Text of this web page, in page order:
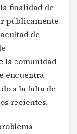
finalidad de
públicamente
de
la comunidad
encuentra
a la falta de
recientes.